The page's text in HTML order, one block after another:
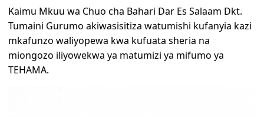
Kaimu Mkuu wa Chuo cha Bahari Dar Es Salaam Dkt.
Tumaini Gurumo akiwasisitiza watumishi kufanyia kazi
mkafunzo waliyopewa kwa kufuata sheria na
miongozo iliyowekwa ya matumizi ya mifumo ya
TEHAMA.